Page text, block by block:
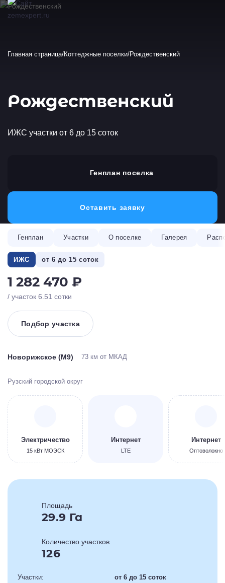
Главная страница Коттеджные поселки Рождественский
Рождественский
ИЖС участки от 6 до 15 соток
Генплан поселка
Оставить заявку
Генплан Участки О поселке Галерея
ИЖС от 6 до 15 соток
1 282 470 ₽
/ участок 6.51 сотки
Подбор участка
Новорижское (М9) 73 км от МКАД
Рузский городской округ
Электричество
15 кВт МОЭСК
Интернет
LTE
Интернет
Оптоволокно
Площадь
29.9 Га
Количество участков
126
Участки:
от 6 до 15 соток